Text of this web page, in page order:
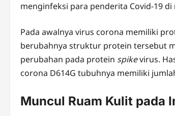
menginfeksi para penderita Covid-19
Pada awalnya virus corona memiliki
berubahnya struktur protein tersebut
perubahan pada protein spikevirus.
corona D614G tubuhnya memiliki
Muncul Ruam Kulit pada